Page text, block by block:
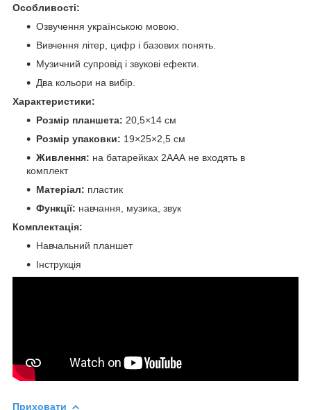
Особливості:
Озвучення українською мовою.
Вивчення літер, цифр і базових понять.
Музичний супровід і звукові ефекти.
Два кольори на вибір.
Характеристики:
Розмір планшета: 20,5×14 см
Розмір упаковки: 19×25×2,5 см
Живлення: на батарейках 2ААА не входять в
комплект
Матеріал: пластик
Функції: навчання, музика, звук
Комплектація:
Навчальний планшет
Інструкція
Приховати